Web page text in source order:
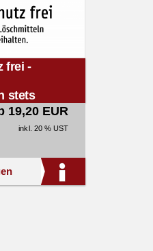
frei -
stets
19,20 EUR
inkl. 20 % UST